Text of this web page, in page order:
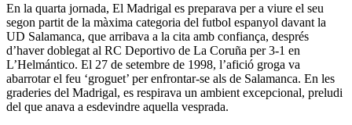
En la quarta jornada, El Madrigal es preparava per a viure el seu
segon partit de la màxima categoria del futbol espanyol davant la
UD Salamanca, que arribava a la cita amb confiança, després
d’haver doblegat al RC Deportivo de La Coruña per 3-1 en
L’Helmántico. El 27 de setembre de 1998, l’afició groga va
abarrotar el feu ‘groguet’ per enfrontar-se als de Salamanca. En les
graderies del Madrigal, es respirava un ambient excepcional, preludi
del que anava a esdevindre aquella vesprada.